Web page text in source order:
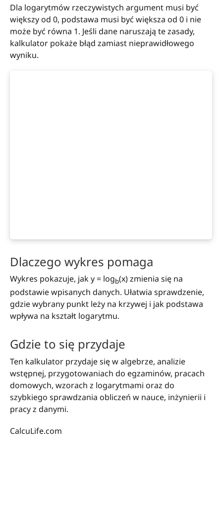
Dla logarytmów rzeczywistych argument musi być
większy od 0, podstawa musi być większa od 0 i nie
może być równa 1. Jeśli dane naruszają te zasady,
kalkulator pokaże błąd zamiast nieprawidłowego
wyniku.
Dlaczego wykres pomaga
Wykres pokazuje, jak y = logb(x) zmienia się na
podstawie wpisanych danych. Ułatwia sprawdzenie,
gdzie wybrany punkt leży na krzywej i jak podstawa
wpływa na kształt logarytmu.
Gdzie to się przydaje
Ten kalkulator przydaje się w algebrze, analizie
wstępnej, przygotowaniach do egzaminów, pracach
domowych, wzorach z logarytmami oraz do
szybkiego sprawdzania obliczeń w nauce, inżynierii i
pracy z danymi.
CalcuLife.com